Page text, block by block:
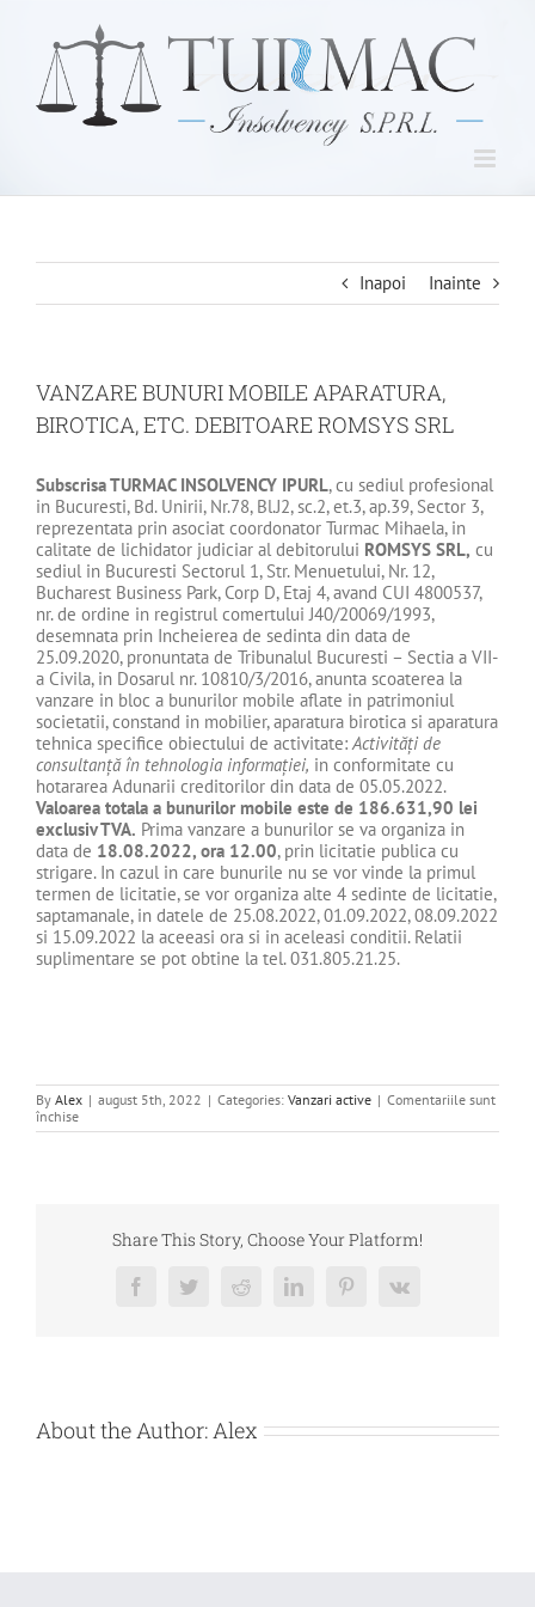
content
Inapoi Inainte
VANZARE BUNURI MOBILE APARATURA,
BIROTICA, ETC. DEBITOARE ROMSYS SRL
SubscrisaTURMAC INSOLVENCY IPURL, cu sediul profesional
in Bucuresti, Bd. Unirii, Nr.78, Bl.J2, sc.2, et.3, ap.39, Sector 3,
reprezentata prin asociat coordonator Turmac Mihaela, in
calitate de lichidator judiciar al debitorului ROMSYS SRL, cu
sediul in Bucuresti Sectorul 1, Str. Menuetului, Nr. 12,
Bucharest Business Park, Corp D, Etaj 4, avand CUI 4800537,
nr. de ordine in registrul comertului J40/20069/1993,
desemnata prin Incheierea de sedinta din data de
25.09.2020, pronuntata de Tribunalul Bucuresti – Sectia a VII-
a Civila, in Dosarul nr. 10810/3/2016, anunta scoaterea la
vanzare in bloc a bunurilor mobile aflate in patrimoniul
societatii, constand in mobilier, aparatura birotica si aparatura
tehnica specifice obiectului de activitate:Activităţi de
consultanţă în tehnologia informaţiei, in conformitate cu
hotararea Adunarii creditorilor din data de 05.05.2022.
Valoarea totala a bunurilor mobile este de 186.631,90 lei
exclusiv TVA. Prima vanzare a bunurilor se va organiza in
data de 18.08.2022, ora 12.00, prin licitatie publica cu
strigare. In cazul in care bunurile nu se vor vinde la primul
termen de licitatie, se vor organiza alte 4 sedinte de licitatie,
saptamanale, in datele de 25.08.2022, 01.09.2022, 08.09.2022
si 15.09.2022 la aceeasi ora si in aceleasi conditii. Relatii
suplimentare se pot obtine la tel. 031.805.21.25.
By Alex | august 5th, 2022 | Categories: Vanzari active | Comentariile sunt
închisepentru
VANZARE
DEBITOARE
ROMSYSShare This Story, Choose Your Platform!
FacebookTwitterRedditLinkedInPinterest
Vk
About the Author: Alex